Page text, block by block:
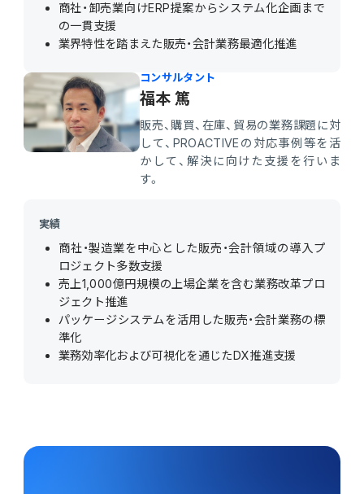
商社・卸売業向けERP提案からシステム化企画まで
の一貫支援
業界特性を踏まえた販売・会計業務最適化推進
コンサルタント
福本 篤
販売、購買、在庫、貿易の業務課題に対
して、PROACTIVEの対応事例等を活
かして、解決に向けた支援を行いま
す。
実績
商社・製造業を中心とした販売・会計領域の導入プ
ロジェクト多数支援
売上1,000億円規模の上場企業を含む業務改革プロ
ジェクト推進
パッケージシステムを活用した販売・会計業務の標
準化
業務効率化および可視化を通じたDX推進支援